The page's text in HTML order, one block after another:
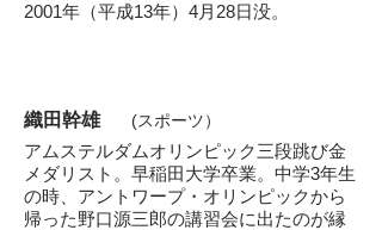
​2001年（平成13年）4月28日没。
織田幹雄 ​(スポーツ）
アムステルダムオリンピック三段跳び金
メ ダリスト。早稲田大学卒業。 中学3年生
の時、アントワープ・オリンピックから
帰った野口源三郎の講習会に出たのが縁